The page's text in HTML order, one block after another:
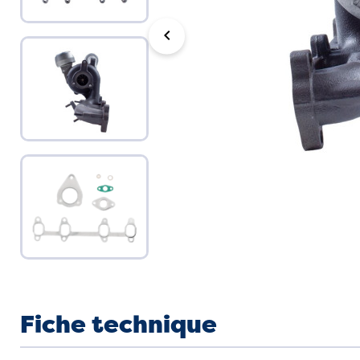
chevron_left
Fiche technique